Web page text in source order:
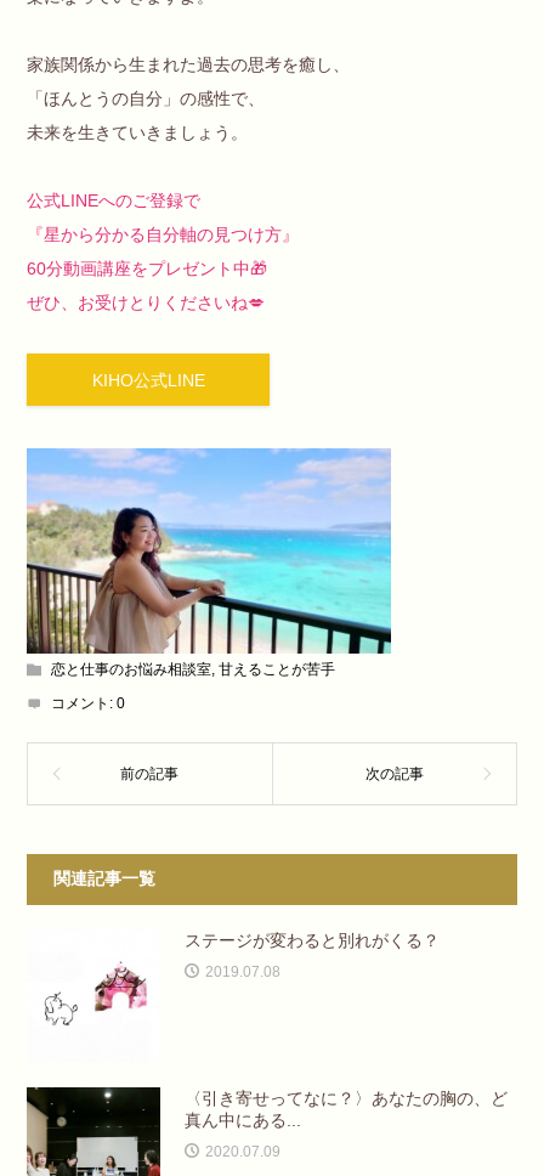
家族関係から生まれた過去の思考を癒し、
「ほんとうの自分」の感性で、
未来を生きていきましょう。
公式LINEへのご登録で
『星から分かる自分軸の見つけ方』
60分動画講座をプレゼント中🎁
ぜひ、お受けとりくださいね💋
KIHO公式LINE
恋と仕事のお悩み相談室,甘えることが苦手
コメント:0
関連記事一覧
ステージが変わると別れがくる？
2019.07.08
〈引き寄せってなに？〉あなたの胸の、ど
真ん中にある...
2020.07.09